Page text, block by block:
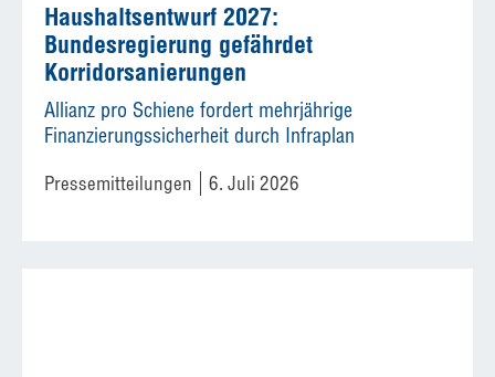
Haushaltsentwurf 2027:
Bundesregierung gefährdet
Korridorsanierungen
Allianz pro Schiene fordert mehrjährige
Finanzierungssicherheit durch Infraplan
Pressemitteilungen 6. Juli 2026